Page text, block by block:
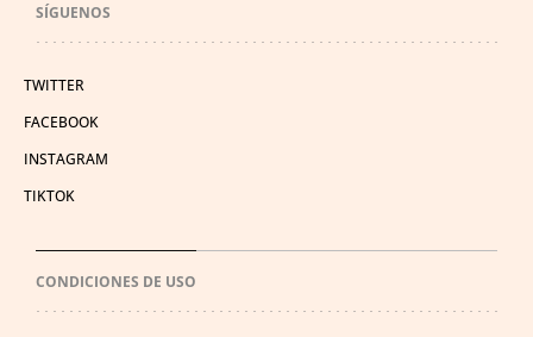
SÍGUENOS
TWITTER
FACEBOOK
INSTAGRAM
TIKTOK
CONDICIONES DE USO